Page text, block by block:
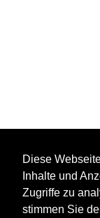
Diese
Inhalte und
Zugriffe zu
stimmen Sie